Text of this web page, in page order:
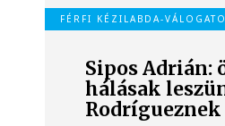
FÉRFI KÉZILABDA-
Sipos Adrián:
hálásak
Rodrígueznek